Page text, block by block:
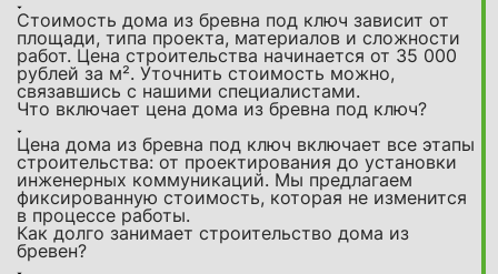
Стоимость дома из бревна под ключ зависит от
площади, типа проекта, материалов и сложности
работ. Цена строительства начинается от 35 000
рублей за м². Уточнить стоимость можно,
связавшись с нашими специалистами.
Что включает цена дома из бревна под ключ?
Цена дома из бревна под ключ включает все этапы
строительства: от проектирования до установки
инженерных коммуникаций. Мы предлагаем
фиксированную стоимость, которая не изменится
в процессе работы.
Как долго занимает строительство дома из
бревен?